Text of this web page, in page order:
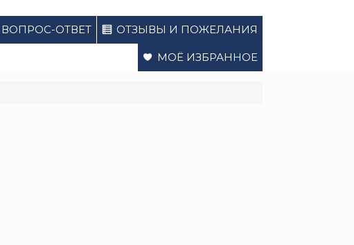
ВОПРОС-ОТВЕТ ОТЗЫВЫ И ПОЖЕЛАНИЯ
МОЁ ИЗБРАННОЕ